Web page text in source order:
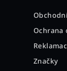
Ochrana
Značky